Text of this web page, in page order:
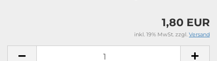
1,80 EUR
inkl. 19% MwSt. zzgl. Versand